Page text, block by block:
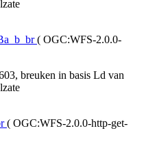
( OGC:WFS-2.0.0-
breuken in basis Ld van
( OGC:WFS-2.0.0-http-get-